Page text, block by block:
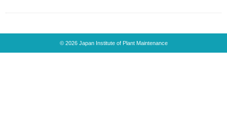
© 2026 Japan Institute of Plant Maintenance